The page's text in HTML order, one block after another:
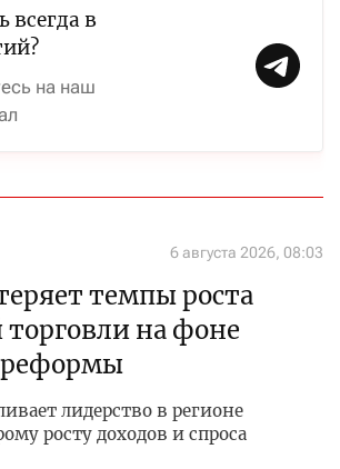
всегда в
на наш
6 августа 2026, 08:03
темпы роста
на фоне
реформы
лидерство в регионе
росту доходов и спроса